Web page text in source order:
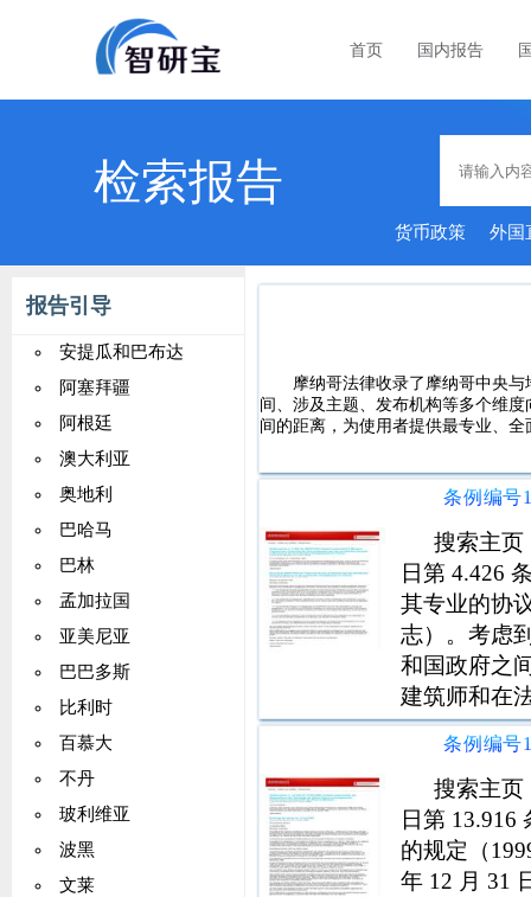
首页 国内报告
检索报告
货币政策 外国
者
报告引导
安提瓜和巴布达
阿塞拜疆
阿根廷
澳大利亚
奥地利
巴哈马
巴林
孟加拉国
亚美尼亚
巴巴多斯
比利时
百慕大
不丹
玻利维亚
波黑
文莱
摩纳哥法律收录了摩纳哥中央
间、涉及主题、发布机构等多个维
间的距离，为使用者提供最专业、
搜索主页
日第 4.426
其专业的协
志）。考虑
和国政府之
建筑师和在
发布之日起
关于在摩纳
搜索主页
日第 13.916
的规定（
年 12 月 31